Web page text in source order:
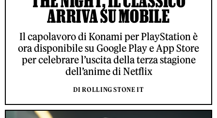
ARRIVA SU MOBILE
Il capolavoro di Konami per PlayStation è
ora disponibile su Google Play e App Store
per celebrare l’uscita della terza stagione
dell’anime di Netflix
DI ROLLING STONE IT